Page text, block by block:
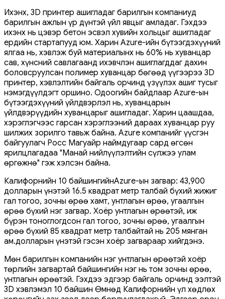
Ихэнх, 3D принтер ашигладаг барилгын компаниуд
барилгын ажлын үр дүнтэй үйл явцыг амладаг. Гэхдээ
ихэнх нь цэвэр бетон эсвэл хувийн хольцыг ашигладаг
ердийн стартапууд юм. Харин Azure-ийн бүтээгдэхүүний
ялгаа нь, хэвлэж буй материалынх нь 60% нь хуванцар
сав, хүнсний савлагаанд ихэвчлэн ашиглагддаг дахин
боловсруулсан полимер хуванцар бөгөөд үүгээрээ 3D
принтер, хэвлэлтийн байгаль орчинд үзүүлэх ашиг тусыг
нэмэгдүүлдэгт оршино. Одоогийн байдлаар Azure-ын
бүтээгдэхүүний үйлдвэрлэл нь, хуванцарын
үйлдвэрүүдийн хуванцарыг ашигладаг. Харин цаашдаа,
хэрэглэгчээс гарсан хэрэглээний дараах хуванцар руу
шилжих зорилго тавьж байна. Azure компанийг үүсгэн
байгуулагч Росс Магуайр наймдугаар сард өгсөн
ярилцлагадаа "Манай нийлүүлэлтийн сүлжээ улам
өргөжнө" гэж хэлсэн байна.
Калифорнийн 10 байшингийнAzure-ын загвар: 43,900
долларын үнэтэй 16.5 квадрат метр талбай бүхий жижиг
гал тогоо, зочны өрөө хамт, унтлагын өрөө, угаалгын
өрөө бүхий нэг загвар. Хоёр унтлагын өрөөтэй, иж
бүрэн тоноглогдсон гал тогоо, зочны өрөө, угаалгын
өрөө бүхий 85 квадрат метр талбайтай нь 205 мянган
ам.долларын үнэтэй гэсэн хоёр загвараар хийгдэнэ.
Мөн барилгын компанийн нэг унтлагын өрөөтэй хоёр
төрлийн загвартай байшингийн нэг нь том зочны өрөө,
унтлагын өрөөтэй. Гэхдээ эдгээр байгаль орчинд ээлтэй
3D хэвлэмэл 10 байшин Өмнөд Калифорнийн үл хөдлөх